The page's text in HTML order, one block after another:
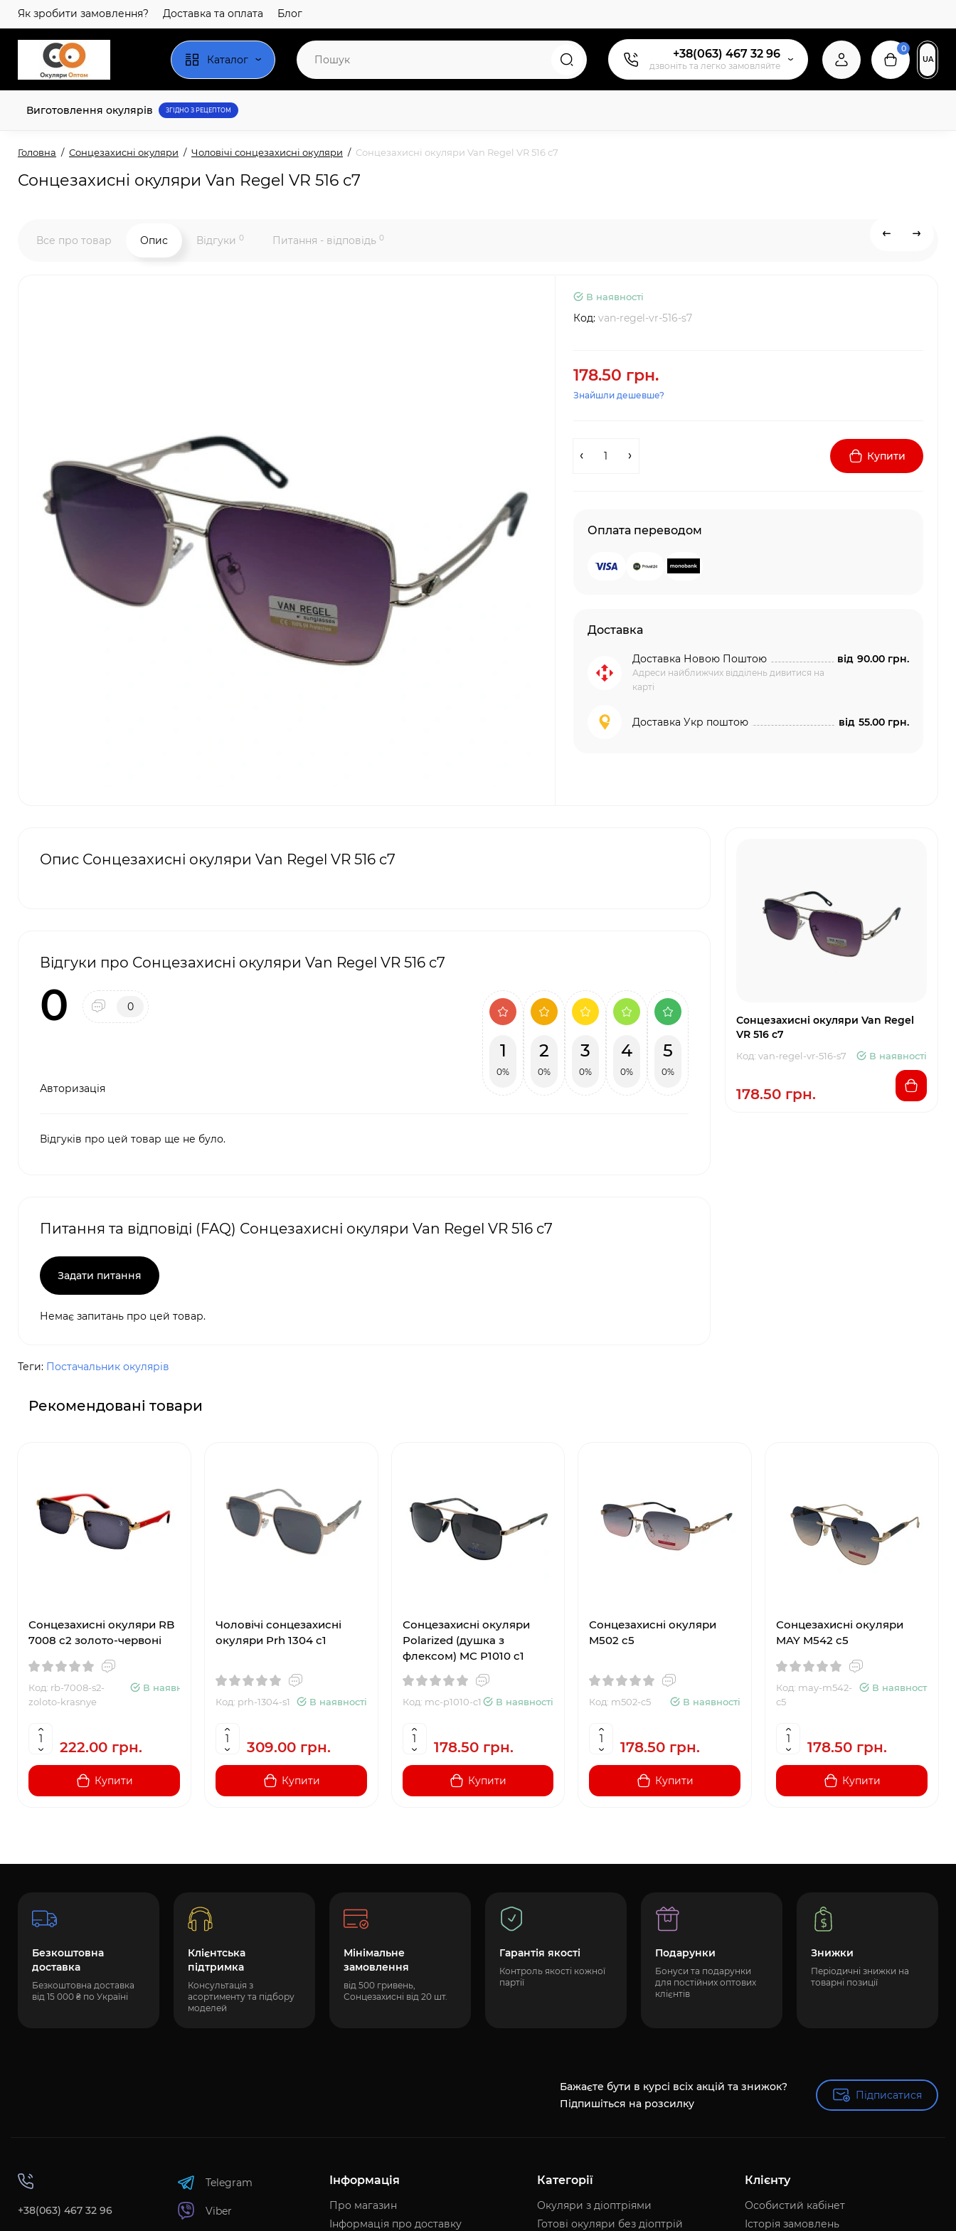
Як зробити замовлення? Доставка та оплата Блог
Каталог +38(063) 467 32 96
дзвонiть та легко замовляйте
0
UA
Виготовлення окулярів ЗГІДНО З РЕЦЕПТОМ
Головна Сонцезахисні окуляри Чоловічі сонцезахисні окуляри Сонцезахисні окуляри Van Regel VR 516 с7
Сонцезахисні окуляри Van Regel VR 516 с7
Все про товар Опис Відгуки 0 Питання - відповідь 0
В наявності
Код: van-regel-vr-516-s7
178.50 грн.
Знайшли дешевше?
Купити
Оплата переводом
Доставка
Доставка Новою Поштою
Адреси найближчих відділень дивитися на
карті
від 90.00 грн.
Доставка Укр поштою від 55.00 грн.
Опис Сонцезахисні окуляри Van Regel VR 516 с7
Відгуки про Сонцезахисні окуляри Van Regel VR 516 с7
0 0
Авторизація
1
0%
2
0%
3
0%
4
0%
5
0%
Відгуків про цей товар ще не було.
Питання та відповіді (FAQ) Сонцезахисні окуляри Van Regel VR 516 с7
Задати питання
Немає запитань про цей товар.
Сонцезахисні окуляри Van Regel
VR 516 с7
Код: van-regel-vr-516-s7 В наявності
178.50 грн.
Теги: Постачальник окулярів
Рекомендовані товари
Сонцезахисні окуляри RB
7008 с2 золото-червоні
Код: rb-7008-s2-
zoloto-krasnye
В наявності
222.00 грн.
Купити
Чоловічі сонцезахисні
окуляри Prh 1304 с1
Код: prh-1304-s1 В наявності
309.00 грн.
Купити
Сонцезахисні окуляри
Polarized (душка з
флексом) MC P1010 c1
Код: mc-p1010-c1 В наявності
178.50 грн.
Купити
Сонцезахисні окуляри
M502 c5
Код: m502-c5 В наявності
178.50 грн.
Купити
Сонцезахисні окуляри
MAY M542 c5
Код: may-m542-
c5
В наявності
178.50 грн.
Купити
Безкоштовна
доставка
Безкоштовна доставка
від 15 000 ₴ по Україні
Клієнтська
підтримка
Консультація з
асортименту та підбору
моделей
Мінімальне
замовлення
від 500 гривень,
Сонцезахисні від 20 шт.
Гарантія якості
Контроль якості кожної
партії
Подарунки
Бонуси та подарунки
для постійних оптових
клієнтів
Знижки
Періодичні знижки на
товарні позиції
Бажаєте бути в курсі всіх акцій та знижок?
Підпишіться на розсилку
Підписатися
Підписатися
+38(063) 467 32 96
Telegram
Viber
Інформація
Про магазин
Інформація про доставку
Категорії
Окуляри з діоптріями
Готові окуляри без діоптрій
Клієнту
Особистий кабінет
Історія замовлень